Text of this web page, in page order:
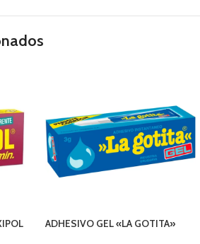
ADHESIVO GEL «LA GOTITA»